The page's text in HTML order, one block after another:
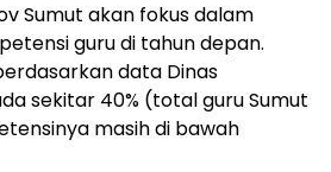
Sumut akan fokus dalam
guru di tahun depan.
data Dinas
sekitar 40% (total guru Sumut
masih di bawah